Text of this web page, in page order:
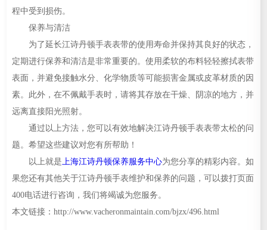
程中受到损伤。
保养与清洁
为了延长江诗丹顿手表表带的使用寿命并保持其良好的状态，
定期进行保养和清洁是非常重要的。使用柔软的布料轻轻擦拭表带
表面，并避免接触水分、化学物质等可能损害金属或皮革材质的因
素。此外，在不佩戴手表时，请将其存放在干燥、阴凉的地方，并
远离直接阳光照射。
通过以上方法，您可以有效地解决江诗丹顿手表表带太松的问
题。希望这些建议对您有所帮助！
以上就是上海江诗丹顿保养服务中心为您分享的精彩内容。如
果您还有其他关于江诗丹顿手表维护和保养的问题，可以拨打页面
400电话进行咨询，我们将竭诚为您服务。
本文链接：http://www.vacheronmaintain.com/bjzx/496.html